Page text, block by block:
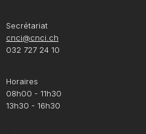
Secrétariat
cnci@cnci.ch
032 727 24 10
Horaires
08h00 - 11h30
13h30 - 16h30